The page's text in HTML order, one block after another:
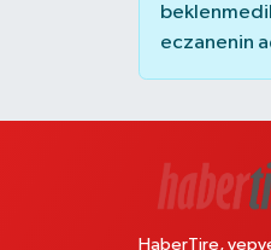
eczanenin
HaberTire,